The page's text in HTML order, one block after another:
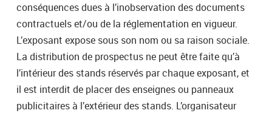
conséquences dues à l’inobservation des documents
contractuels et/ou de la réglementation en vigueur.
L’exposant expose sous son nom ou sa raison sociale.
La distribution de prospectus ne peut être faite qu’à
l’intérieur des stands réservés par chaque exposant, et
il est interdit de placer des enseignes ou panneaux
publicitaires à l’extérieur des stands. L’organisateur